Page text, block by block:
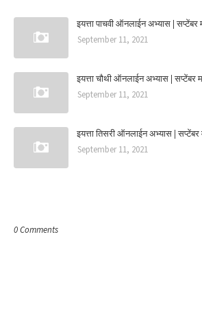
इयत्ता पाचवी ऑनलाईन अभ्यास |
September 11, 2021
इयत्ता चौथी ऑनलाईन अभ्यास |
September 11, 2021
इयत्ता तिसरी ऑनलाईन अभ्यास |
September 11, 2021
0 Comments